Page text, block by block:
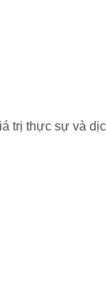
trị thực sự và